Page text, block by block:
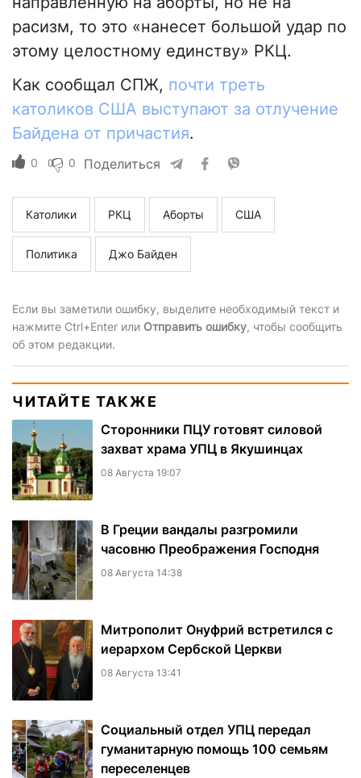
расизм, то это «нанесет большой удар по
этому целостному единству» РКЦ.
Как сообщал СПЖ, почти треть
католиков США выступают за отлучение
Байдена от причастия.
0 0 Поделиться
Католики РКЦ Аборты США
Политика Джо Байден
Если вы заметили ошибку, выделите необходимый текст и
нажмите Ctrl+Enter или Отправить ошибку, чтобы сообщить
об этом редакции.
ЧИТАЙТЕ ТАКЖЕ
Сторонники ПЦУ готовят силовой
захват храма УПЦ в Якушинцах
08 Августа 19:07
В Греции вандалы разгромили
часовню Преображения Господня
08 Августа 14:38
Митрополит Онуфрий встретился с
иерархом Сербской Церкви
08 Августа 13:41
Социальный отдел УПЦ передал
гуманитарную помощь 100 семьям
переселенцев